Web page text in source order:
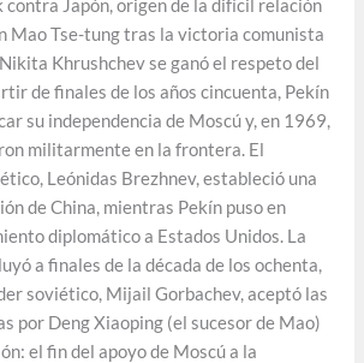
contra Japón, origen de la difícil relación
Mao Tse-tung tras la victoria comunista
Khrushchev se ganó el respeto del
de finales de los años cincuenta, Pekín
su independencia de Moscú y, en 1969,
militarmente en la frontera. El
Leónidas Brezhnev, estableció una
de China, mientras Pekín puso en
diplomático a Estados Unidos. La
a finales de la década de los ochenta,
soviético, Mijail Gorbachev, aceptó las
por Deng Xiaoping (el sucesor de Mao)
el fin del apoyo de Moscú a la